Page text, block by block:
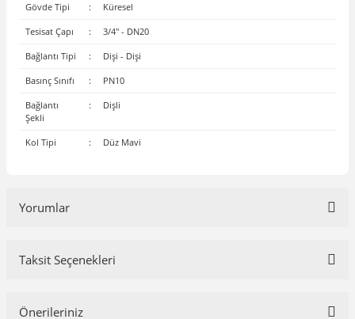
Gövde Tipi : Küresel
Tesisat Çapı : 3/4'' - DN20
Bağlantı Tipi : Dişi - Dişi
Basınç Sınıfı : PN10
Bağlantı
Şekli
: Dişli
Kol Tipi : Düz Mavi
Yorumlar
Taksit Seçenekleri
Önerileriniz